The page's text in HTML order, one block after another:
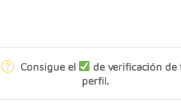
Consigue el
de verificación de
perfil.